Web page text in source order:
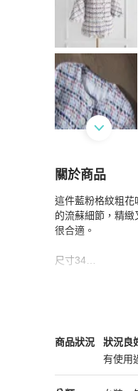
關於商品
關於CHANEL
這件藍粉格紋粗花
的流蘇細節，精
很合適。
尺寸34
面料
商品狀況
Chanel女裝商品狀
狀況良
有使用
狀況良